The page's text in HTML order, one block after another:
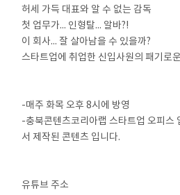
허세 가득 대표와 알 수 없는 감독
첫 업무가... 인형탈... 알바?!
이 회사... 잘 살아남을 수 있을까?
스타트업에 취업한 신입사원의
-매주 화목 오후 8시에 방영
-충북콘텐츠코리아랩 스타트업 오피스
서 제작된 콘텐츠 입니다.
유튜브 주소